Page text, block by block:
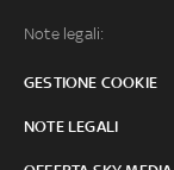
Note legali:
GESTIONE COOKIE
NOTE LEGALI